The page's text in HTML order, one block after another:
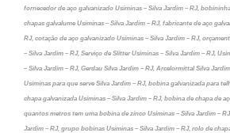
fornecedor de aço galvanizado Usiminas – Silva Jardim – RJ,
chapas galvalume Usiminas – Silva Jardim – RJ, fabricante de aço
RJ, cotação de aço galvanizado Usiminas – Silva Jardim – RJ,
– Silva Jardim – RJ, Serviço de Slitter Usiminas – Silva Jardim – RJ,
– Silva Jardim – RJ, Gerdau Silva Jardim – RJ, Arcelormittal Silva
Usiminas para que serve Silva Jardim – RJ, bobina galvanizada para
chapa galvanizada Usiminas – Silva Jardim – RJ, bobina de chapa de
quantos metros tem uma bobina de zinco Usiminas – Silva Jardim –
Jardim – RJ, grupo bobinas Usiminas – Silva Jardim – RJ, rolo de